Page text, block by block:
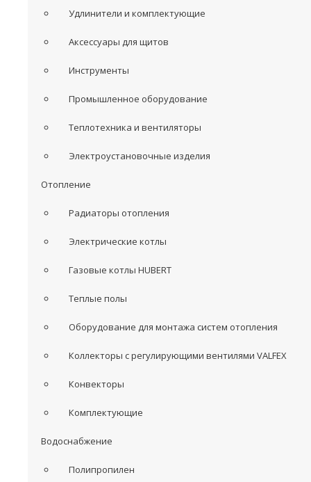
Удлинители и комплектующие
Аксессуары для щитов
Инструменты
Промышленное оборудование
Теплотехника и вентиляторы
Электроустановочные изделия
Отопление
Радиаторы отопления
Электрические котлы
Газовые котлы HUBERT
Теплые полы
Оборудование для монтажа систем отопления
Коллекторы с регулирующими вентилями VALFEX
Конвекторы
Комплектующие
Водоснабжение
Полипропилен